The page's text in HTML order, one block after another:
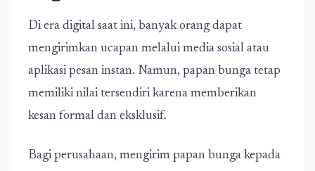
Di era digital saat ini, banyak orang dapat
mengirimkan ucapan melalui media sosial atau
aplikasi pesan instan. Namun, papan bunga tetap
memiliki nilai tersendiri karena memberikan
kesan formal dan eksklusif.
Bagi perusahaan, mengirim papan bunga kepada